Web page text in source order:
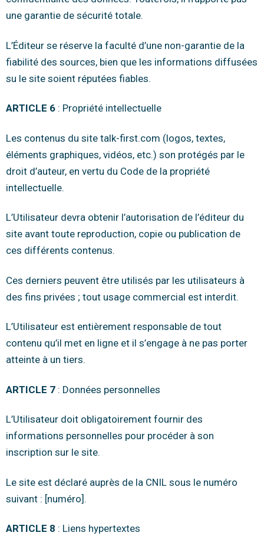
une garantie de sécurité totale.
L’Éditeur se réserve la faculté d’une non-garantie de la
fiabilité des sources, bien que les informations diffusées
su le site soient réputées fiables.
ARTICLE 6 : Propriété intellectuelle
Les contenus du site talk-first.com (logos, textes,
éléments graphiques, vidéos, etc.) son protégés par le
droit d’auteur, en vertu du Code de la propriété
intellectuelle.
L’Utilisateur devra obtenir l’autorisation de l’éditeur du
site avant toute reproduction, copie ou publication de
ces différents contenus.
Ces derniers peuvent être utilisés par les utilisateurs à
des fins privées ; tout usage commercial est interdit.
L’Utilisateur est entièrement responsable de tout
contenu qu’il met en ligne et il s’engage à ne pas porter
atteinte à un tiers.
ARTICLE 7 : Données personnelles
L’Utilisateur doit obligatoirement fournir des
informations personnelles pour procéder à son
inscription sur le site.
Le site est déclaré auprès de la CNIL sous le numéro
suivant : [numéro].
ARTICLE 8 : Liens hypertextes